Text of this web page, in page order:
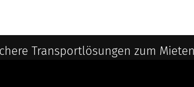
Transportlösungen zum